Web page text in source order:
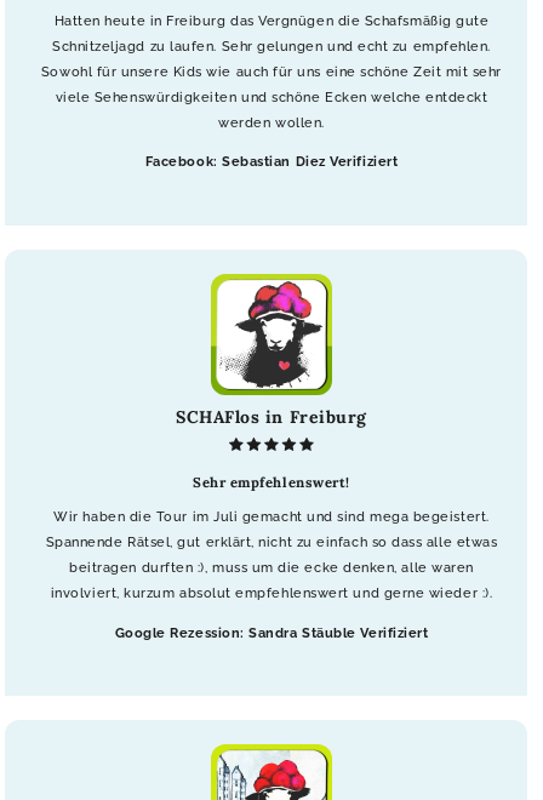
Hatten heute in Freiburg das Vergnügen die Schafsmäßig gute
Schnitzeljagd zu laufen. Sehr gelungen und echt zu empfehlen.
Sowohl für unsere Kids wie auch für uns eine schöne Zeit mit sehr
viele Sehenswürdigkeiten und schöne Ecken welche entdeckt
werden wollen.
Facebook: Sebastian Diez Verifiziert
SCHAFlos in Freiburg
Sehr empfehlenswert!
Wir haben die Tour im Juli gemacht und sind mega begeistert.
Spannende Rätsel, gut erklärt, nicht zu einfach so dass alle etwas
beitragen durften :), muss um die ecke denken, alle waren
involviert, kurzum absolut empfehlenswert und gerne wieder :).
Google Rezession: Sandra Stäuble Verifiziert